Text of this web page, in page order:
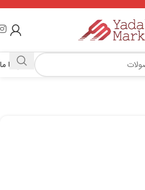
تماس با ما